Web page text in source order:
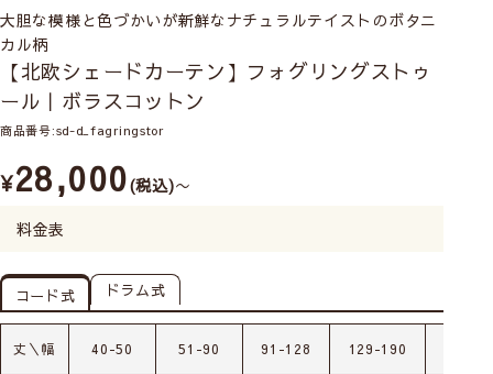
大胆な模様と色づかいが新鮮なナチュラルテイストのボタニ
カル柄
【北欧シェードカーテン】フォグリングストゥ
ール｜ボラスコットン
商品番号 sd-d_fagringstor
¥28,000 税込 〜
料金表
コード式 ドラム式
丈＼幅 40-50 51-90 91-128 129-190